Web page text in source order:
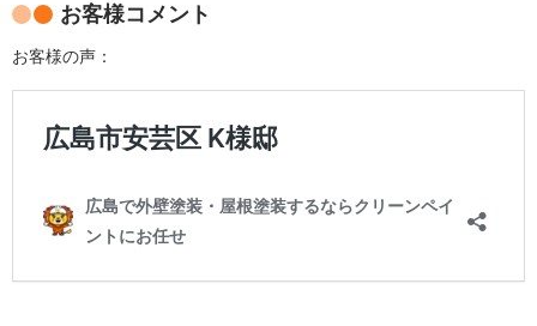
お客様コメント
お客様の声：